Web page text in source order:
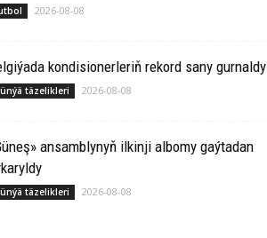
2026-08-08
kondisionerleriň rekord sany gurnaldy
täzelikleri 2026-08-08
ansamblynyň ilkinji albomy gaýtadan
täzelikleri 2026-08-08